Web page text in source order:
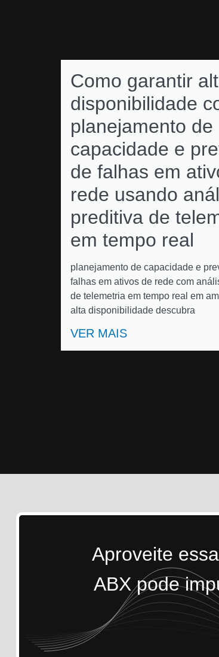
Como garantir
disponibilidade
planejamento de
capacidade e
de falhas em
rede usando
preditiva de
em tempo real
planejamento de capacidade e
falhas em ativos de rede com
de telemetria em tempo real em
alta disponibilidade descubra
VER MAIS
Aproveite
ABX pode